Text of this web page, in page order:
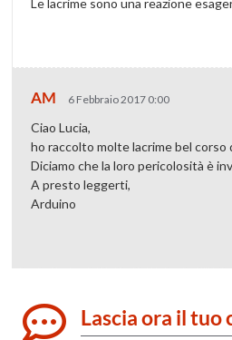
Le lacrime sono una reazione
AM 6 Febbraio 2017 0:00
Ciao Lucia,
ho raccolto molte lacrime bel
Diciamo che la loro pericolosità è
A presto leggerti,
Arduino
Lascia ora il tuo